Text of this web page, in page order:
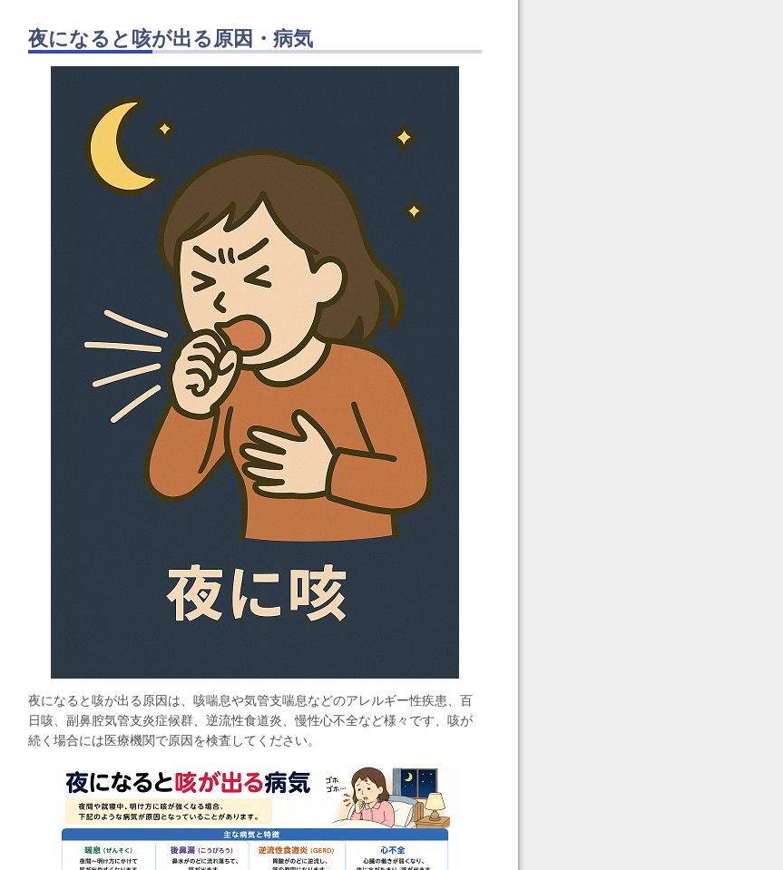
労働衛生コンサルタント
日本糖尿病学会認定教育施設とは
脊椎脊髄外科専門医とは
脊椎脊髄外科指導医とは
糖尿病看護認定看護師とは
インフルエンザ予防接種
心臓リハビリテーションセンター
人工透析センターについて
人工透析センターが目指す医療
セカンドオピニオン外来：腎代替
整形外科専門外来について
骨粗鬆症専門外来について
特定健診の注意点
入職時健診の注意点
夜になると咳が出る原因・病気
夜になると咳が出る原因は、咳喘息や気管支喘息などのアレルギー性疾患、百
日咳、副鼻腔気管支炎症候群、逆流性食道炎、慢性心不全など様々です、咳が
続く場合には医療機関で原因を検査してください。